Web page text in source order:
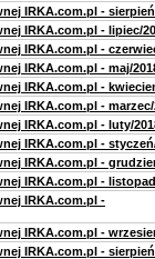
IRKA.com.pl -
IRKA.com.pl - lipiec/
IRKA.com.pl -
IRKA.com.pl - maj/
IRKA.com.pl -
IRKA.com.pl - marzec/
IRKA.com.pl - luty/
IRKA.com.pl -
IRKA.com.pl -
IRKA.com.pl -
IRKA.com.pl -
IRKA.com.pl -
IRKA.com.pl -